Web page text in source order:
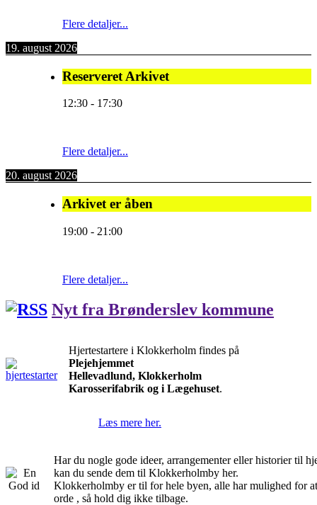
Flere detaljer...
19. august 2026
Reserveret Arkivet
12:30 - 17:30
Flere detaljer...
20. august 2026
Arkivet er åben
19:00 - 21:00
Flere detaljer...
Nyt fra Brønderslev kommune
Hjertestartere i Klokkerholm findes på
Plejehjemmet
Hellevadlund, Klokkerholm
Karosserifabrik og i Lægehuset.
Læs mere her.
Har du nogle gode ideer, arrangementer eller historier til
kan du sende dem til Klokkerholmby her.
Klokkerholmby er til for hele byen, alle har mulighed for
orde , så hold dig ikke tilbage.